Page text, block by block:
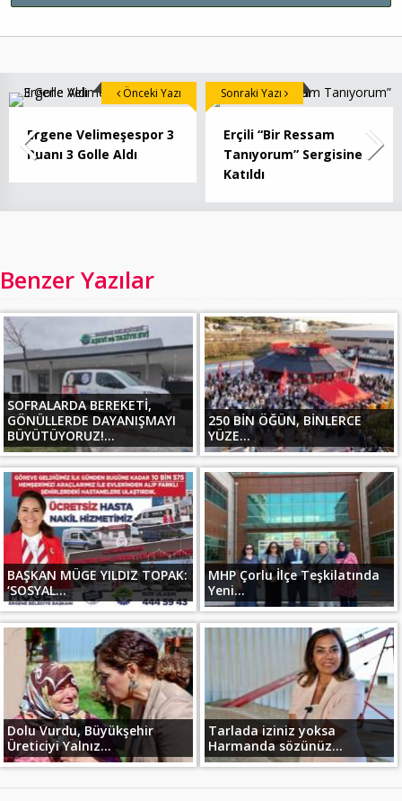
Ergene Velimeşespor 3
Puanı 3 Golle Aldı
Önceki Yazı
Erçili “Bir Ressam
Tanıyorum” Sergisine
Katıldı
Sonraki Yazı
Benzer Yazılar
SOFRALARDA BEREKETİ,
GÖNÜLLERDE DAYANIŞMAYI
BÜYÜTÜYORUZ!...
250 BİN ÖĞÜN, BİNLERCE
YÜZE...
BAŞKAN MÜGE YILDIZ TOPAK:
‘SOSYAL...
MHP Çorlu İlçe Teşkilatında
Yeni...
Dolu Vurdu, Büyükşehir
Üreticiyi Yalnız...
Tarlada iziniz yoksa
Harmanda sözünüz...